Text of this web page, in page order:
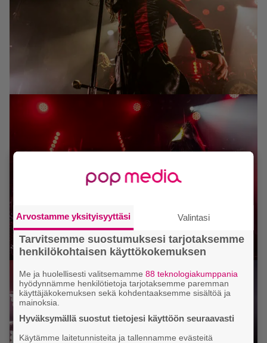
Arvostamme yksityisyyttäsi Valintasi
Tarvitsemme suostumuksesi tarjotaksemme
henkilökohtaisen käyttökokemuksen
Me ja huolellisesti valitsemamme88 teknologiakumppania
hyödynnämme henkilötietoja tarjotaksemme paremman
käyttäjäkokemuksen sekä kohdentaaksemme sisältöä ja
mainoksia.
Hyväksymällä suostut tietojesi käyttöön seuraavasti
Käytämme laitetunnisteita ja tallennamme evästeitä